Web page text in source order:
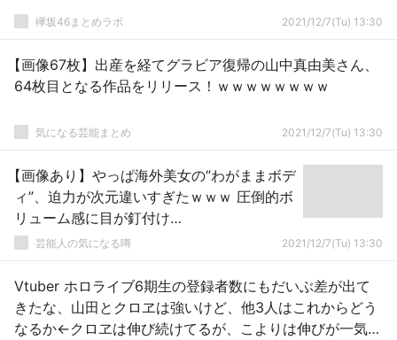
欅坂46まとめラボ 2021/12/7(Tu) 13:30
【画像67枚】出産を経てグラビア復帰の山中真由美さん、
64枚目となる作品をリリース！ｗｗｗｗｗｗｗｗ
気になる芸能まとめ 2021/12/7(Tu) 13:30
【画像あり】やっぱ海外美女の“わがままボデ
ィ”、迫力が次元違いすぎたｗｗｗ 圧倒的ボ
リューム感に目が釘付け…
芸能人の気になる噂 2021/12/7(Tu) 13:30
Vtuber ホロライブ6期生の登録者数にもだいぶ差が出て
きたな、山田とクロヱは強いけど、他3人はこれからどう
なるか←クロヱは伸び続けてるが、こよりは伸びが一気に